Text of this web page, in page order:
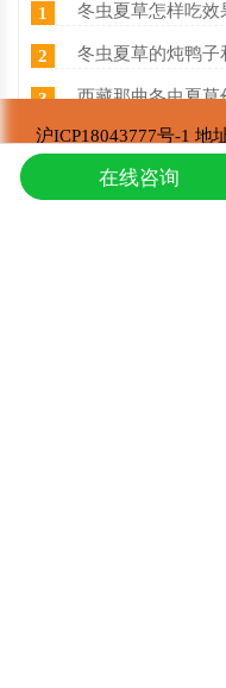
1 冬虫夏草怎样吃效
2 冬虫夏草的炖鸭子
3 西藏那曲冬虫夏草价
4 东强堂健康科技
第七届中国购物中心
沪ICP18043777号-1 地
东强堂健
在线咨询